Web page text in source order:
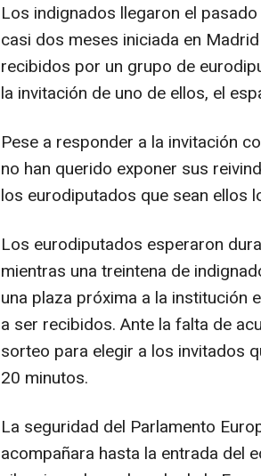
Los indignados llegaron el
casi dos meses iniciada en
recibidos por un grupo de
la invitación de uno de ellos, el
Pese a responder a la invitación
no han querido exponer sus
los eurodiputados que sean ellos
Los eurodiputados esperaron
mientras una treintena de
una plaza próxima a la institución
a ser recibidos. Ante la falta de
sorteo para elegir a los invitados
20 minutos.
La seguridad del Parlamento
acompañara hasta la entrada del